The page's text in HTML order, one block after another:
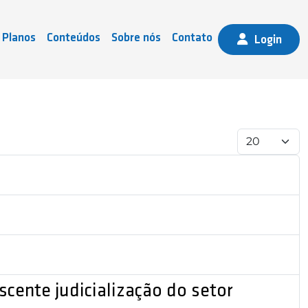
Planos Conteúdos Sobre nós Contato Login
Mostrar
judicialização do setor